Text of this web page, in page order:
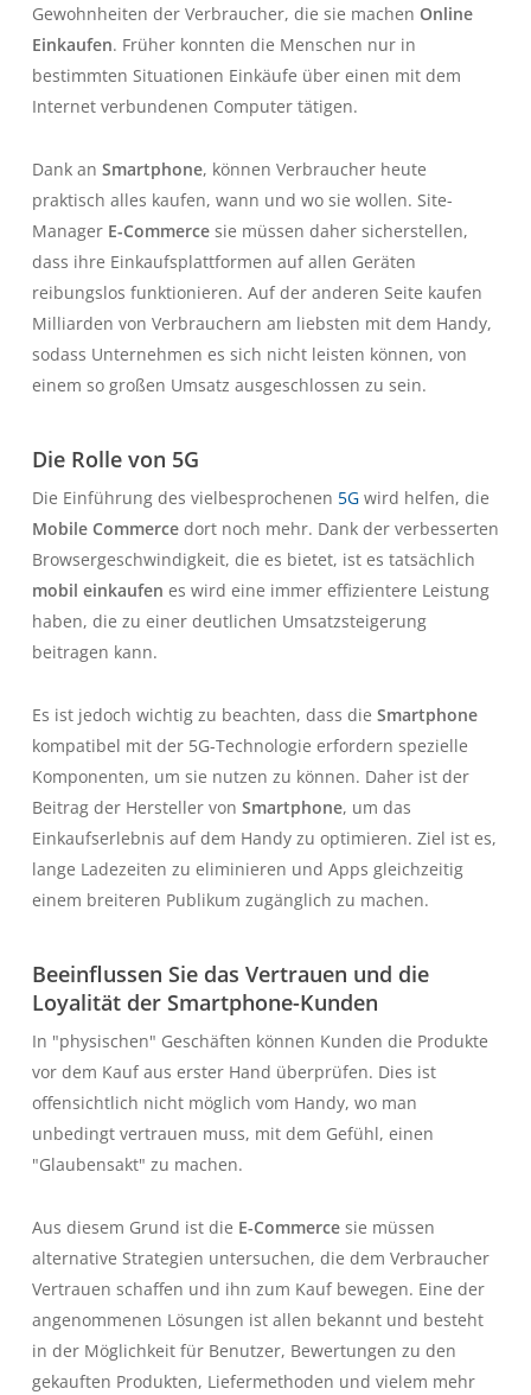
Gewohnheiten der Verbraucher, die sie machen Online
Einkaufen. Früher konnten die Menschen nur in
bestimmten Situationen Einkäufe über einen mit dem
Internet verbundenen Computer tätigen.
Dank an Smartphone, können Verbraucher heute
praktisch alles kaufen, wann und wo sie wollen. Site-
ManagerE-Commerce sie müssen daher sicherstellen,
dass ihre Einkaufsplattformen auf allen Geräten
reibungslos funktionieren. Auf der anderen Seite kaufen
Milliarden von Verbrauchern am liebsten mit dem Handy,
sodass Unternehmen es sich nicht leisten können, von
einem so großen Umsatz ausgeschlossen zu sein.
Die Rolle von 5G
Die Einführung des vielbesprochenen 5Gwird helfen, die
Mobile Commerce dort noch mehr. Dank der verbesserten
Browsergeschwindigkeit, die es bietet, ist es tatsächlich
mobil einkaufen es wird eine immer effizientere Leistung
haben, die zu einer deutlichen Umsatzsteigerung
beitragen kann.
Es ist jedoch wichtig zu beachten, dass die Smartphone
kompatibel mit der 5G-Technologie erfordern spezielle
Komponenten, um sie nutzen zu können. Daher ist der
Beitrag der Hersteller von Smartphone, um das
Einkaufserlebnis auf dem Handy zu optimieren. Ziel ist es,
lange Ladezeiten zu eliminieren und Apps gleichzeitig
einem breiteren Publikum zugänglich zu machen.
Beeinflussen Sie das Vertrauen und die
Loyalität der Smartphone-Kunden
In "physischen" Geschäften können Kunden die Produkte
vor dem Kauf aus erster Hand überprüfen. Dies ist
offensichtlich nicht möglich vom Handy, wo man
unbedingt vertrauen muss, mit dem Gefühl, einen
"Glaubensakt" zu machen.
Aus diesem Grund ist die E-Commercesie müssen
alternative Strategien untersuchen, die dem Verbraucher
Vertrauen schaffen und ihn zum Kauf bewegen. Eine der
angenommenen Lösungen ist allen bekannt und besteht
in der Möglichkeit für Benutzer, Bewertungen zu den
gekauften Produkten, Liefermethoden und vielem mehr